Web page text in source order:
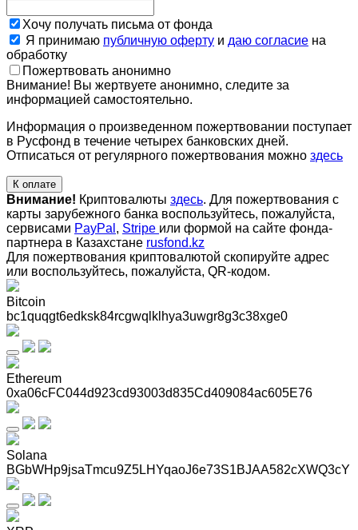
Хочу получать письма от фонда
Я принимаю публичную оферту и даю согласие на
обработку
Пожертвовать анонимно
Внимание! Вы жертвуете анонимно, следите за
информацией самостоятельно.
Информация о произведенном пожертвовании поступает
в Русфонд в течение четырех банковских дней.
Отписаться от регулярного пожертвования можно здесь
К оплате
Внимание! Криптовалюты здесь. Для пожертвования с
карты зарубежного банка воспользуйтесь, пожалуйста,
сервисами PayPal , Stripe или формой на сайте фонда-
партнера в Казахстане rusfond.kz
Для пожертвования криптовалютой скопируйте адрес
или воспользуйтесь, пожалуйста, QR-кодом.
Bitcoin
bc1quqgt6edksk84rcgwqlklhya3uwgr8g3c38xge0
Ethereum
0xa06cFC044d923cd93003d835Cd409084ac605E76
Solana
BGbWHp9jsaTmcu9Z5LHYqaoJ6e73S1BJAA582cXWQ3cY